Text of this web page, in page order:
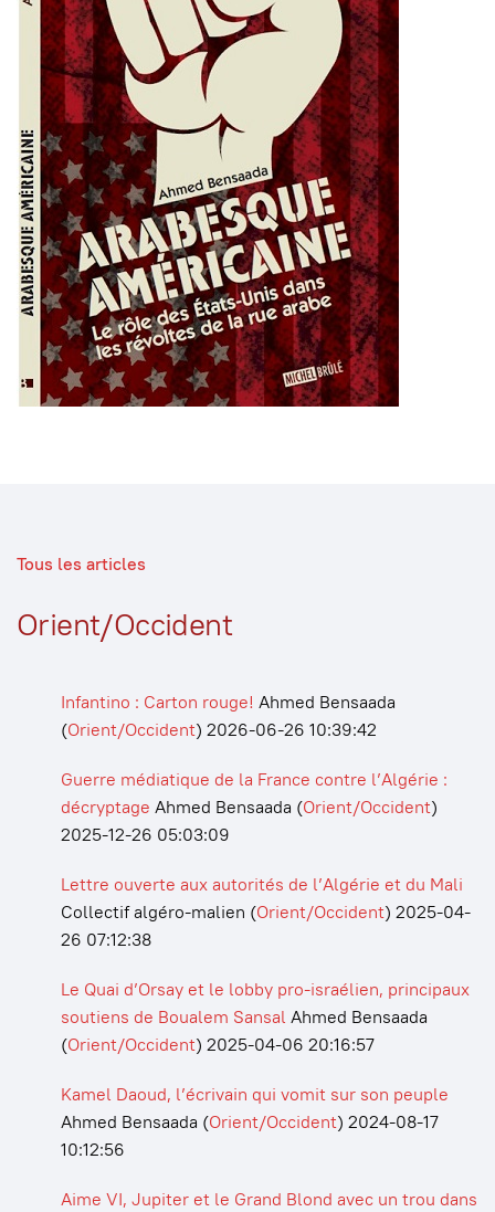
Tous les articles
Orient/Occident
Infantino : Carton rouge! Ahmed Bensaada
(Orient/Occident) 2026-06-26 10:39:42
Guerre médiatique de la France contre l’Algérie :
décryptage Ahmed Bensaada (Orient/Occident)
2025-12-26 05:03:09
Lettre ouverte aux autorités de l’Algérie et du Mali
Collectif algéro-malien (Orient/Occident) 2025-04-
26 07:12:38
Le Quai d’Orsay et le lobby pro-israélien, principaux
soutiens de Boualem Sansal Ahmed Bensaada
(Orient/Occident) 2025-04-06 20:16:57
Kamel Daoud, l’écrivain qui vomit sur son peuple
Ahmed Bensaada (Orient/Occident) 2024-08-17
10:12:56
Aime VI, Jupiter et le Grand Blond avec un trou dans